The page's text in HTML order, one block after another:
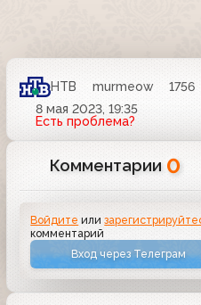
НТВ murmeow
1756
8 мая 2023, 19:35
Есть проблема?
Комментарии 0
Войдите или
комментарий
Вход через Телеграм